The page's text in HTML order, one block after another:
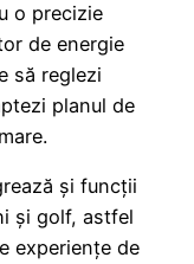
o precizie
de energie
să reglezi
planul de
și funcții
și golf, astfel
experiențe de